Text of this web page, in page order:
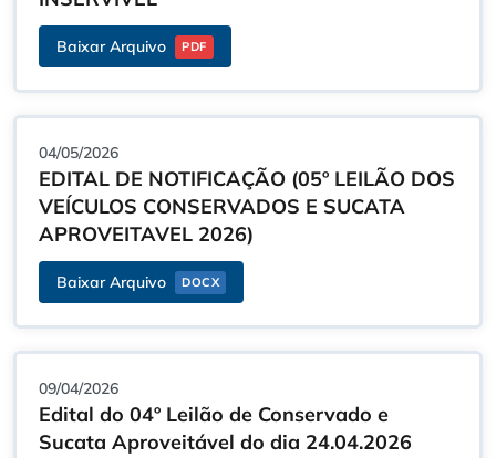
Baixar Arquivo PDF
04/05/2026
EDITAL DE NOTIFICAÇÃO (05º LEILÃO DOS
VEÍCULOS CONSERVADOS E SUCATA
APROVEITAVEL 2026)
Baixar Arquivo DOCX
09/04/2026
Edital do 04º Leilão de Conservado e
Sucata Aproveitável do dia 24.04.2026